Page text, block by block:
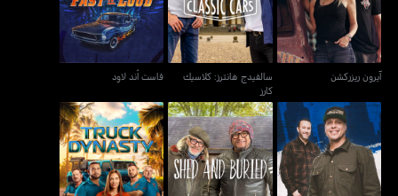
آيرون ريزركشن
سالفيدج هانترز: كلاسيك
كارز
فاست أند لاود
تكساس ميتال شيد آند باريد تراك داينستي